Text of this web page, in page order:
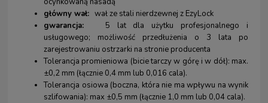
główny wał: wał ze stali nierdzewnej z EzyLock
gwarancja: 5 lat dla użytku profesjonalnego i
usługowego; możliwość przedłużenia o 3 lata po
zarejestrowaniu ostrzarki na stronie producenta
Tolerancja promieniowa (bicie tarczy w górę i w dół): max.
±0,2 mm (łącznie 0,4 mm lub 0,016 cala).
Tolerancja osiowa (boczna, która nie ma wpływu na wynik
szlifowania): max ±0,5 mm (łącznie 1,0 mm lub 0,04 cala).